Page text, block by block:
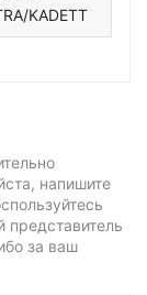
KADETT
напишите
за ваш